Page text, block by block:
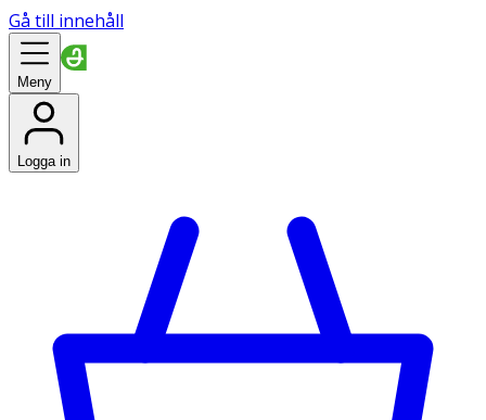
Gå till innehåll
Meny
Logga in